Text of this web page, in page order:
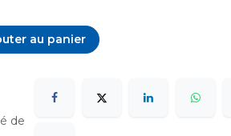
au panier
de